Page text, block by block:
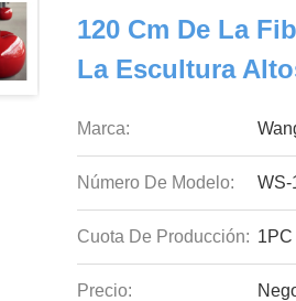
120 Cm De La
La Escultura
Marca:
Número De Modelo: WS-
Cuota De Producción: 1PC
Precio: